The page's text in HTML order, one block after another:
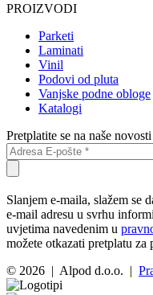
PROIZVODI
Parketi
Laminati
Vinil
Podovi od pluta
Vanjske podne obloge
Katalogi
Pretplatite se na naše novosti
Slanjem e-maila, slažem se
e-mail adresu u svrhu
uvjetima navedenim u
možete otkazati pretplatu za
© 2026 | Alpod d.o.o. |